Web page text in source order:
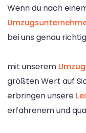
Wenn du nach
bei uns genau
mit unserem
größten Wert auf
erbringen unsere
erfahrenem und